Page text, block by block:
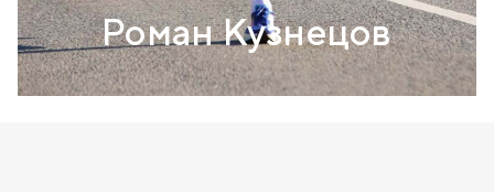
Роман Кузнецов